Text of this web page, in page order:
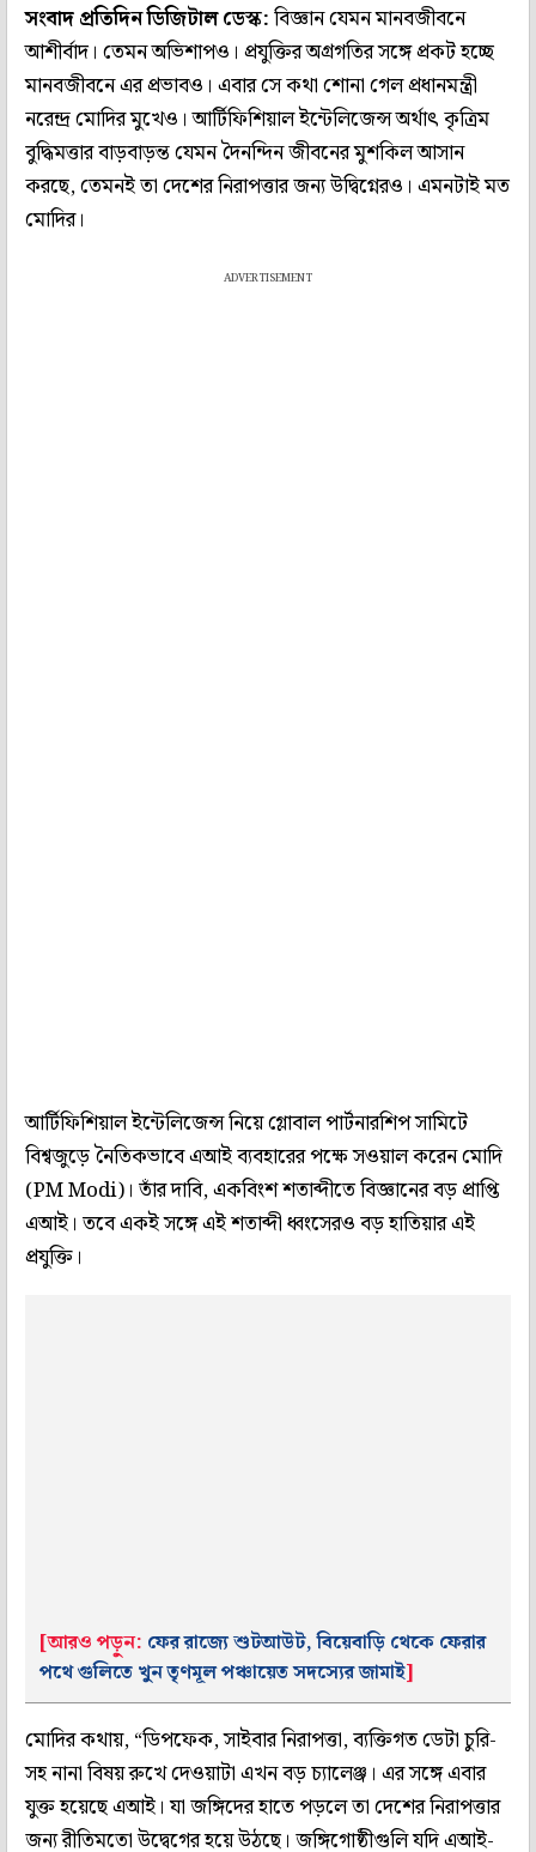
সংবাদ প্রতিদিন ডিজিটাল ডেস্ক:বিজ্ঞান যেমন মানবজীবনে
আশীর্বাদ। তেমন অভিশাপও। প্রযুক্তির অগ্রগতির সঙ্গে প্রকট হচ্ছে
মানবজীবনে এর প্রভাবও। এবার সে কথা শোনা গেল প্রধানমন্ত্রী
নরেন্দ্র মোদির মুখেও। আর্টিফিশিয়াল ইন্টেলিজেন্স অর্থাৎ কৃত্রিম
বুদ্ধিমত্তার বাড়বাড়ন্ত যেমন দৈনন্দিন জীবনের মুশকিল আসান
করছে, তেমনই তা দেশের নিরাপত্তার জন্য উদ্বিগ্নেরও। এমনটাই মত
মোদির।
ADVERTISEMENT
আর্টিফিশিয়াল ইন্টেলিজেন্স নিয়ে গ্লোবাল পার্টনারশিপ সামিটে
বিশ্বজুড়ে নৈতিকভাবে এআই ব্যবহারের পক্ষে সওয়াল করেন মোদি
(PM Modi)। তাঁর দাবি, একবিংশ শতাব্দীতে বিজ্ঞানের বড় প্রাপ্তি
এআই। তবে একই সঙ্গে এই শতাব্দী ধ্বংসেরও বড় হাতিয়ার এই
প্রযুক্তি।
[আরও পড়ুন: ফের রাজ্যে শুটআউট, বিয়েবাড়ি থেকে ফেরার
পথে গুলিতে খুন তৃণমূল পঞ্চায়েত সদস্যের জামাই]
মোদির কথায়, “ডিপফেক, সাইবার নিরাপত্তা, ব্যক্তিগত ডেটা চুরি-
সহ নানা বিষয় রুখে দেওয়াটা এখন বড় চ্যালেঞ্জ। এর সঙ্গে এবার
যুক্ত হয়েছে এআই। যা জঙ্গিদের হাতে পড়লে তা দেশের নিরাপত্তার
জন্য রীতিমতো উদ্বেগের হয়ে উঠছে। জঙ্গিগোষ্ঠীগুলি যদি এআই-